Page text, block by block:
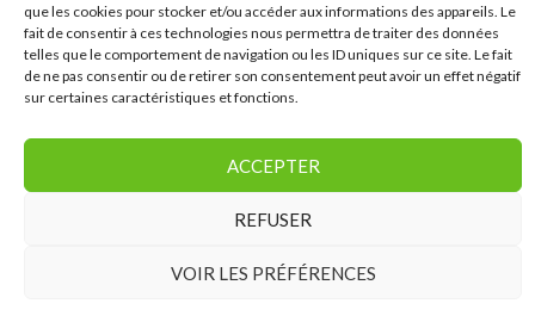
que les cookies pour stocker et/ou accéder aux informations des appareils. Le
fait de consentir à ces technologies nous permettra de traiter des données
telles que le comportement de navigation ou les ID uniques sur ce site. Le fait
de ne pas consentir ou de retirer son consentement peut avoir un effet négatif
sur certaines caractéristiques et fonctions.
ACCEPTER
REFUSER
VOIR LES PRÉFÉRENCES
Copyright © 2026 | Maison Berthe Guilhem